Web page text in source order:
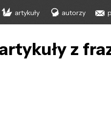
artykuły autorzy
z